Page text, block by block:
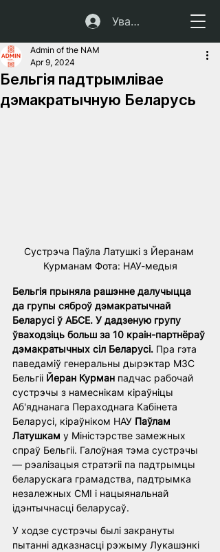
Увайсці
Бельгія падтрымлівае
дэмакратычную Беларусь
Admin of the NAM
Apr 9, 2024
Сустрэча Паўла Латушкі з Йеранам
Курманам Фота: НАУ-медыя
Бельгія прыняла рашэнне далучыцца
да групы сяброў дэмакратычнай
Беларусі ў АБСЕ. У дадзеную групу
ўваходзіць больш за 10 краін-партнёраў
дэмакратычных сіл Беларусі. Пра гэта
паведаміў генеральны дырэктар МЗС
Бельгіі Йеран Курман падчас рабочай
сустрэчы з намеснікам кіраўніцы
Аб'яднанага Пераходнага Кабінета
Беларусі, кіраўніком НАУ Паўлам
Латушкам у Міністэрстве замежных
спраў Бельгіі. Галоўная тэма сустрэчы
— рэалізацыя стратэгіі па падтрымцы
беларускага грамадства, падтрымка
незалежных СМІ і нацыянальнай
ідэнтычнасці беларусаў.
У ходзе сустрэчы былі закрануты
пытанні адказнасці рэжыму Лукашэнкі